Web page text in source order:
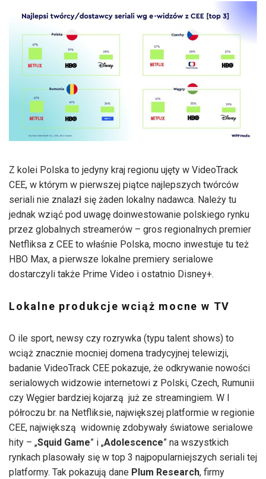
Z kolei Polska to jedyny kraj regionu ujęty w VideoTrack
CEE, w którym w pierwszej piątce najlepszych twórców
seriali nie znalazł się żaden lokalny nadawca. Należy tu
jednak wziąć pod uwagę doinwestowanie polskiego rynku
przez globalnych streamerów – gros regionalnych premier
Netfliksa z CEE to właśnie Polska, mocno inwestuje tu też
HBO Max, a pierwsze lokalne premiery serialowe
dostarczyli także Prime Video i ostatnio Disney+.
Lokalne produkcje wciąż mocne w TV
O ile sport, newsy czy rozrywka (typu talent shows) to
wciąż znacznie mocniej domena tradycyjnej telewizji,
badanie VideoTrack CEE pokazuje, że odkrywanie nowości
serialowych widzowie internetowi z Polski, Czech, Rumunii
czy Węgier bardziej kojarzą już ze streamingiem. W I
półroczu br. na Netfliksie, największej platformie w regionie
CEE, największą widownię zdobywały światowe serialowe
hity – „Squid Game” i „Adolescence” na wszystkich
rynkach plasowały się w top 3 najpopularniejszych seriali tej
platformy. Tak pokazują dane Plum Research, firmy